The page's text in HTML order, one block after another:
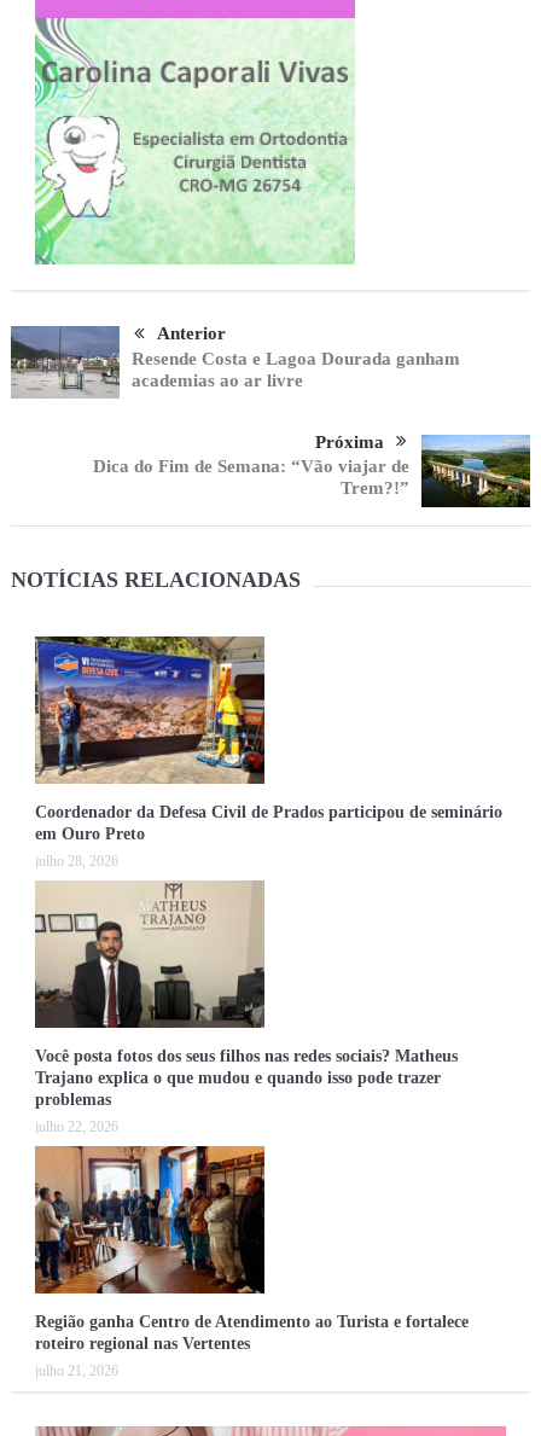
Anterior
Resende Costa e Lagoa Dourada ganham
academias ao ar livre
Próxima
Dica do Fim de Semana: “Vão viajar de
Trem?!”
NOTÍCIAS RELACIONADAS
Coordenador da Defesa Civil de Prados participou de seminário
em Ouro Preto
julho 28, 2026
Você posta fotos dos seus filhos nas redes sociais? Matheus
Trajano explica o que mudou e quando isso pode trazer
problemas
julho 22, 2026
Região ganha Centro de Atendimento ao Turista e fortalece
roteiro regional nas Vertentes
julho 21, 2026